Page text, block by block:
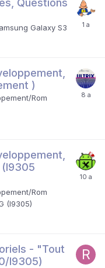
Galaxy S3
)
Rom
(I9305
Rom
(I9305)
- "Tout
I9305)